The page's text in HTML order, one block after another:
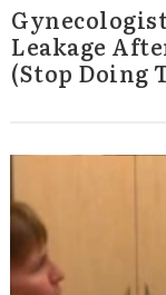
Leakage
(Stop Doing